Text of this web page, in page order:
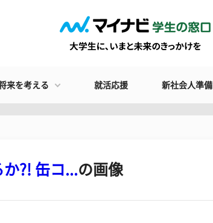
来を考える 就活応援 新社会人準備
?! 缶コ...の画像